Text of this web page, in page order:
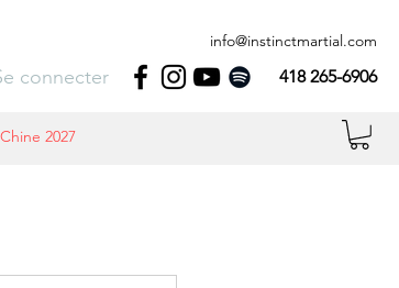
connecter
info@instinctmartial.com
418 265-6906
Chine 2027